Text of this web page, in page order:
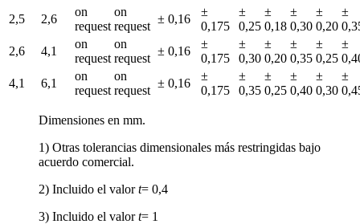
2,5
2,6
on
request
on
request
± 0,16
±
0,175
±
0,25
±
0,18
±
0,30
±
0,20
±
2,6
4,1
on
request
on
request
± 0,16
±
0,175
±
0,30
±
0,20
±
0,35
±
0,25
±
4,1
6,1
on
request
on
request
± 0,16
±
0,175
±
0,35
±
0,25
±
0,40
±
0,30
±
Dimensiones en mm.
1) Otras tolerancias dimensionales más restringidas bajo
acuerdo comercial.
2) Incluido el valort= 0,4
3) Incluido el valort= 1